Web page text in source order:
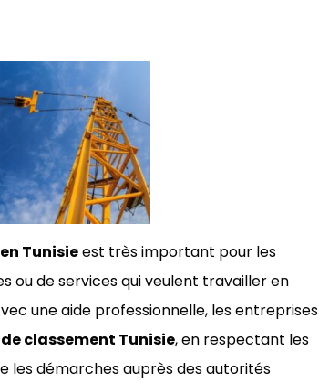
Tunisieest très important pour les
ou de services qui veulent travailler en
une aide professionnelle, les entreprises
classement Tunisie, en respectant les
les démarches auprès des autorités